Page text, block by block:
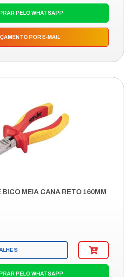
PELO WHATSAPP
POR E-MAIL
MEIA CANA RETO 160MM
PELO WHATSAPP